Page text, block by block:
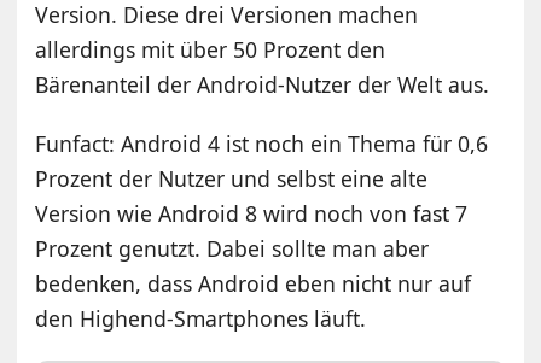
Version. Diese drei Versionen machen
allerdings mit über 50 Prozent den
Bärenanteil der Android-Nutzer der Welt aus.
Funfact: Android 4 ist noch ein Thema für 0,6
Prozent der Nutzer und selbst eine alte
Version wie Android 8 wird noch von fast 7
Prozent genutzt. Dabei sollte man aber
bedenken, dass Android eben nicht nur auf
den Highend-Smartphones läuft.